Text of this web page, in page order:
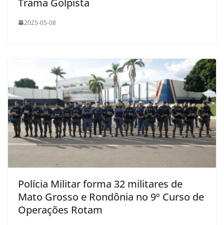
2025-05-08
Polícia Militar forma 32 militares de
Mato Grosso e Rondônia no 9º Curso de
Operações Rotam